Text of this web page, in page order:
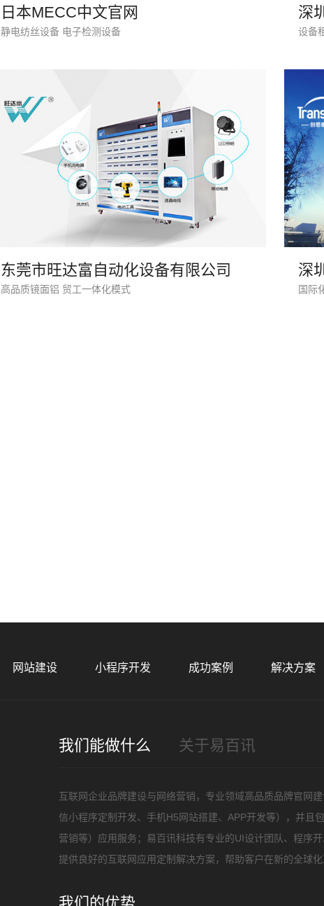
日本MECC中文官网
静电纺丝设备 电子检测设备
深
设备
东莞市旺达富自动化设备有限公司
高品质镜面铝 贸工一体化模式
深
国际
网站建设 小程序开发 成功案例 解决方案
我们能做什么 关于易百讯
互联网企业品牌建设与网络营销，专业领域高品质品牌官网
信小程序定制开发、手机H5网站搭建、APP开发等），并且
营销等）应用服务；易百讯科技有专业的UI设计团队、程序
提供良好的互联网应用定制解决方案，帮助客户在新的全球化
创意品牌型网